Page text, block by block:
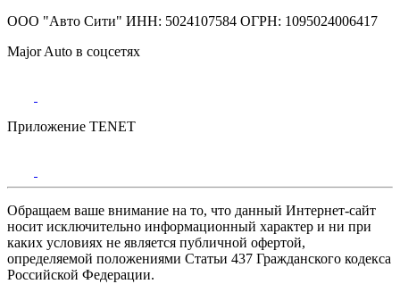
ООО "Авто Сити" ИНН: 5024107584 ОГРН: 1095024006417
Major Auto в соцсетях
Приложение TENET
Обращаем ваше внимание на то, что данный Интернет-сайт
носит исключительно информационный характер и ни при
каких условиях не является публичной офертой,
определяемой положениями Статьи 437 Гражданского кодекса
Российской Федерации.